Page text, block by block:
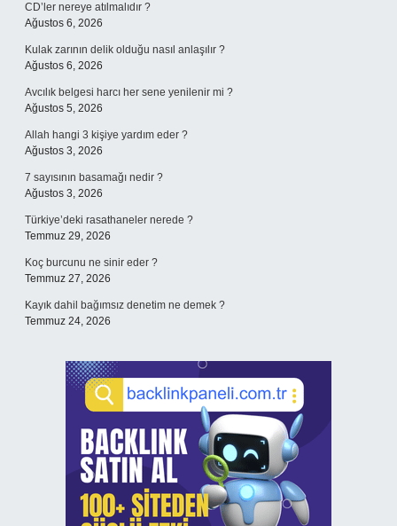
CD’ler nereye atılmalıdır ?
Ağustos 6, 2026
Kulak zarının delik olduğu nasıl anlaşılır ?
Ağustos 6, 2026
Avcılık belgesi harcı her sene yenilenir mi ?
Ağustos 5, 2026
Allah hangi 3 kişiye yardım eder ?
Ağustos 3, 2026
7 sayısının basamağı nedir ?
Ağustos 3, 2026
Türkiye’deki rasathaneler nerede ?
Temmuz 29, 2026
Koç burcunu ne sinir eder ?
Temmuz 27, 2026
Kayık dahil bağımsız denetim ne demek ?
Temmuz 24, 2026